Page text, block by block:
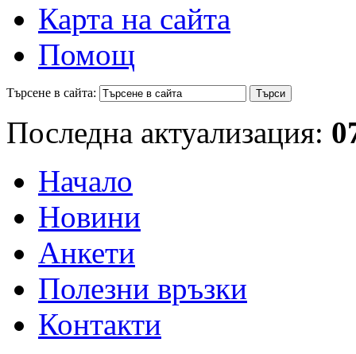
Карта на сайта
Помощ
Търсене в сайта:
Последна актуализация:
Начало
Новини
Анкети
Полезни връзки
Контакти